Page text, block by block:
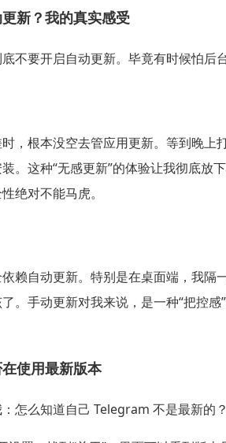
新？我的真实感受
不要开启自动更新。毕竟有时候怕后
，根本没空去管应用更新。等到晚
。这种“无感更新”的体验让我彻底
绝对不能马虎。
赖自动更新。特别是在桌面端，我隔
。手动更新对我来说，是一种“把控
使用最新版本
怎么知道自己 Telegram 不是最新的